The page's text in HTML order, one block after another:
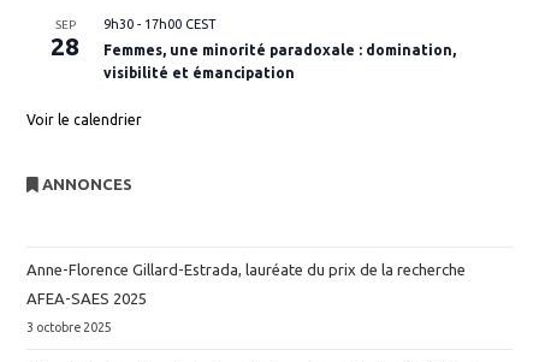
SEP
28
9h30 - 17h00 CEST
Femmes, une minorité paradoxale : domination,
visibilité et émancipation
Voir le calendrier
ANNONCES
Anne-Florence Gillard-Estrada, lauréate du prix de la recherche
AFEA-SAES 2025
3 octobre 2025